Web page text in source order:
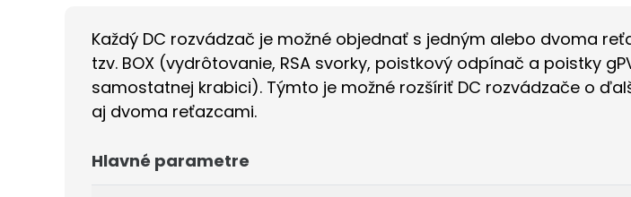
Každý DC rozvádzač je možné objednať s jedným alebo dvoma
tzv. BOX (vydrôtovanie, RSA svorky, poistkový odpínač a poistky
samostatnej krabici). Týmto je možné rozšíriť DC rozvádzače o
aj dvoma reťazcami.
Hlavné parametre